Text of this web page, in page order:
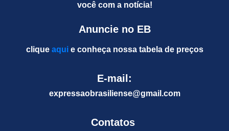
você com a notícia!
Anuncie no EB
clique aquie conheça nossa tabela de preços
E-mail:
expressaobrasiliense@gmail.com
Contatos